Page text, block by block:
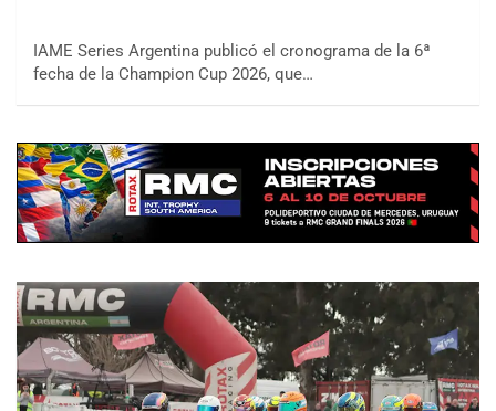
IAME Series Argentina publicó el cronograma de la 6ª
fecha de la Champion Cup 2026, que…